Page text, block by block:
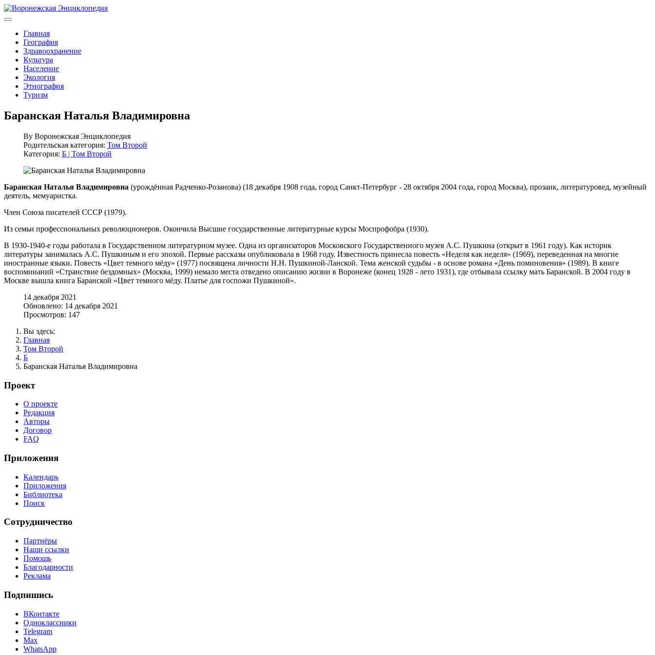
Главная
География
Здравоохранение
Культура
Население
Экология
Этнография
Туризм
Баранская Наталья Владимировна
By Воронежская Энциклопедия
Родительская категория: Том Второй
Категория: Б | Том Второй
Баранская Наталья Владимировна (урождённая Радченко-Розанова) (18 декабря 1908 года, город Санкт-Петербург - 28 октября 2004 года, город Москва), прозаик, литературовед, музейный
деятель, мемуаристка.
Член Союза писателей СССР (1979).
Из семьи профессиональных революционеров. Окончила Высшие государственные литературные курсы Моспрофобра (1930).
В 1930-1940-е годы работала в Государственном литературном музее. Одна из организаторов Московского Государственного музея А.С. Пушкина (открыт в 1961 году). Как историк
литературы занималась А.С. Пушкиным и его эпохой. Первые рассказы опубликовала в 1968 году. Известность принесла повесть «Неделя как неделя» (1969), переведенная на многие
иностранные языки. Повесть «Цвет темного мёду» (1977) посвящена личности Н.Н. Пушкиной-Ланской. Тема женской судьбы - в основе романа «День поминовения» (1989). В книге
воспоминаний «Странствие бездомных» (Москва, 1999) немало места отведено описанию жизни в Воронеже (конец 1928 - лето 1931), где отбывала ссылку мать Баранской. В 2004 году в
Москве вышла книга Баранской «Цвет темного мёду. Платье для госпожи Пушкиной».
14 декабря 2021
Обновлено: 14 декабря 2021
Просмотров: 147
Вы здесь:
Главная
Том Второй
Б
Баранская Наталья Владимировна
Проект
О проекте
Редакция
Авторы
Договор
FAQ
Приложения
Календарь
Приложения
Библиотека
Поиск
Сотрудничество
Партнёры
Наши ссылки
Помощь
Благодарности
Реклама
Подпишись
ВКонтакте
Одноклассники
Telegram
Max
WhatsApp